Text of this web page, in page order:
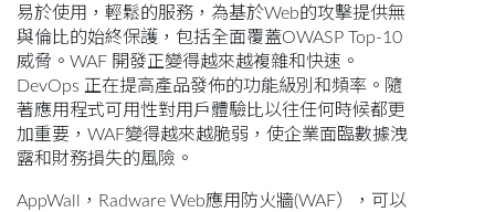
易於使用，輕鬆的服務，為基於Web的攻擊提供無
與倫比的始終保護，包括全面覆蓋OWASP Top-10
威脅。WAF 開發正變得越來越複雜和快速。
DevOps 正在提高產品發佈的功能級別和頻率。隨
著應用程式可用性對用戶體驗比以往任何時候都更
加重要，WAF變得越來越脆弱，使企業面臨數據洩
露和財務損失的風險。
AppWall，Radware Web應用防火牆(WAF），可以